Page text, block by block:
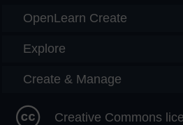
OpenLearn Create
Explore
Create & Manage
Creative Commons